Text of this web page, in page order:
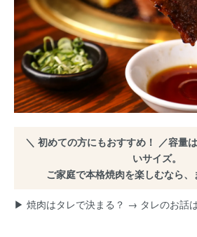
＼ 初めての方にもおすすめ！ ／容量
いサイズ。
ご家庭で本格焼肉を楽しむなら、
▶ 焼肉はタレで決まる？ → タレのお話